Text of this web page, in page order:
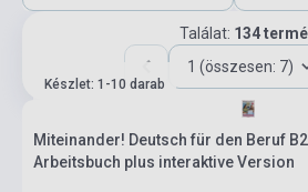
Találat: 134
1 (összesen: 7)
Készlet: 1-10 darab
Miteinander! Deutsch für den Beruf
Arbeitsbuch plus interaktive Version